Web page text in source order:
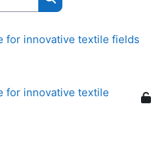
Zoek cursussen
for innovative textile fields
for innovative textile